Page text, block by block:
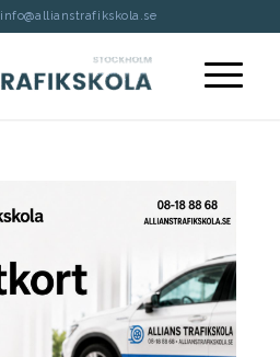
info@allianstrafikskola.se